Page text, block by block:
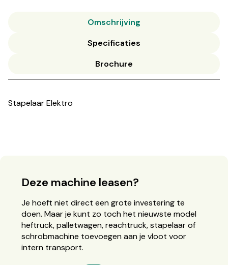
Omschrijving
Specificaties
Brochure
Stapelaar Elektro
Deze machine leasen?
Je hoeft niet direct een grote investering te
doen. Maar je kunt zo toch het nieuwste model
heftruck, palletwagen, reachtruck, stapelaar of
schrobmachine toevoegen aan je vloot voor
intern transport.